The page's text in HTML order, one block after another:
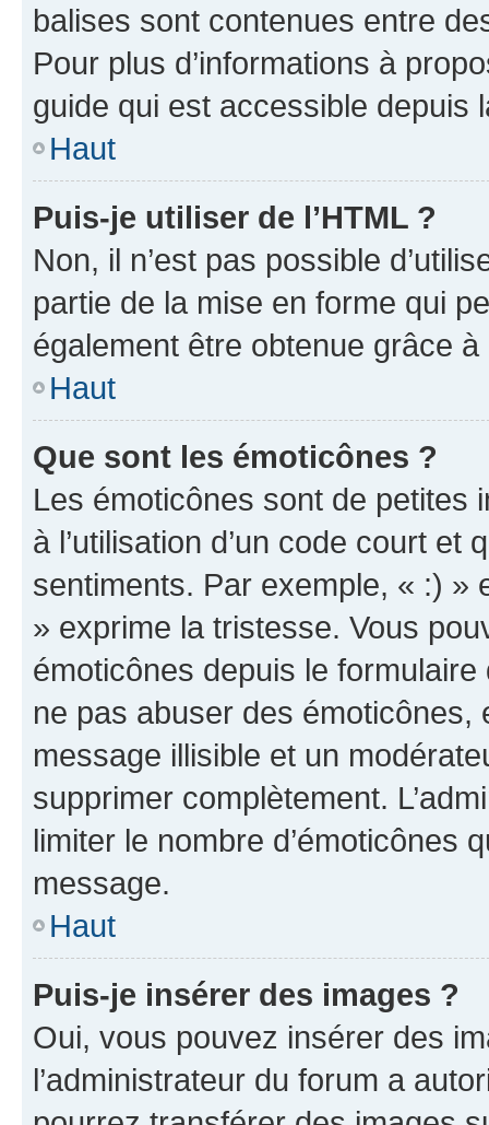
balises sont contenues entre
Pour plus d’informations à
guide qui est accessible depuis
Haut
Puis-je utiliser de l’HTML ?
Non, il n’est pas possible
partie de la mise en forme qui
également être obtenue grâce à
Haut
Que sont les émoticônes ?
Les émoticônes sont de petites
à l’utilisation d’un code court et
sentiments. Par exemple, « :) »
» exprime la tristesse. Vous
émoticônes depuis le
ne pas abuser des
message illisible et un
supprimer complètement.
limiter le nombre d’émoticônes
message.
Haut
Puis-je insérer des images ?
Oui, vous pouvez insérer des
l’administrateur du forum a